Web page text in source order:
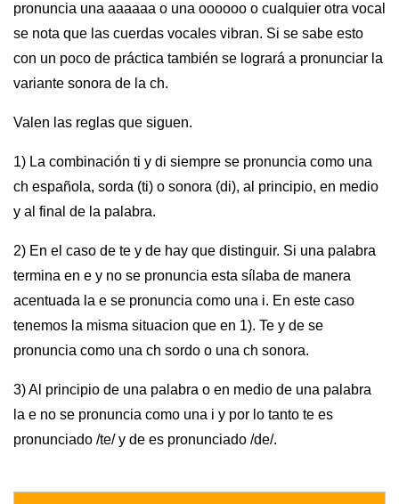
pronuncia una aaaaaa o una oooooo o cualquier otra vocal
se nota que las cuerdas vocales vibran. Si se sabe esto
con un poco de práctica también se logrará a pronunciar la
variante sonora de la ch.
Valen las reglas que siguen.
1) La combinación ti y di siempre se pronuncia como una
ch española, sorda (ti) o sonora (di), al principio, en medio
y al final de la palabra.
2) En el caso de te y de hay que distinguir. Si una palabra
termina en e y no se pronuncia esta sílaba de manera
acentuada la e se pronuncia como una i. En este caso
tenemos la misma situacion que en 1). Te y de se
pronuncia como una ch sordo o una ch sonora.
3) Al principio de una palabra o en medio de una palabra
la e no se pronuncia como una i y por lo tanto te es
pronunciado /te/ y de es pronunciado /de/.